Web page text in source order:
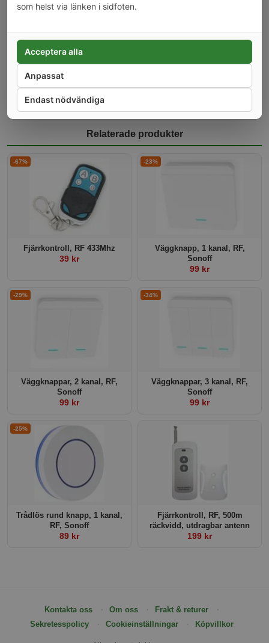
Vattentät låda, IP66
Relaterade produkter
-67%
Fjärrkontroll, RF 433Mhz
39 kr
-23%
Väggknapp, 1 kanal, RF,
Sonoff
99 kr
-29%
Väggknappar, 2 kanal, RF,
Sonoff
99 kr
-34%
Väggknappar, 3 kanal, RF,
Sonoff
99 kr
-25%
Trådlös rund knapp, 1 kanal,
RF, Sonoff
89 kr
Fjärrkontroll, RF, 500m
räckvidd, utdragbar antenn
199 kr
Kontakta oss Om oss
Frakt & returer
Sekretesspolicy
Cookieinställningar Köpvillkor
som helst via länken i sidfoten.
Endast nödvändiga
Anpassat
Acceptera alla